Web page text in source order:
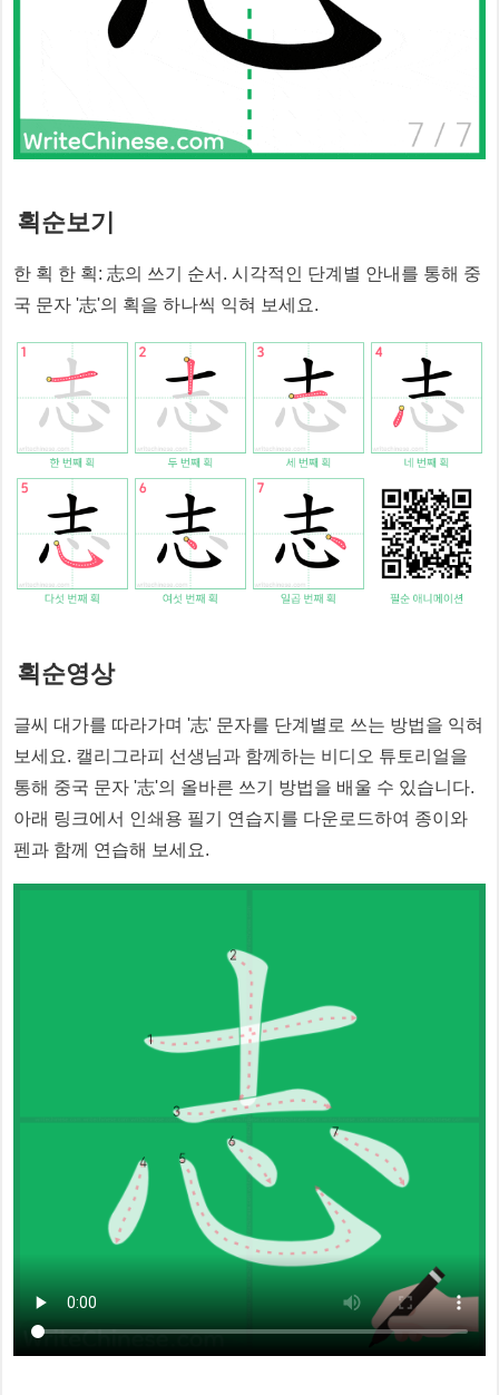
획순보기
한 획 한 획: 志의 쓰기 순서. 시각적인 단계별 안내를 통해 중
국 문자 '志'의 획을 하나씩 익혀 보세요.
획순영상
글씨 대가를 따라가며 '志' 문자를 단계별로 쓰는 방법을 익혀
보세요. 캘리그라피 선생님과 함께하는 비디오 튜토리얼을
통해 중국 문자 '志'의 올바른 쓰기 방법을 배울 수 있습니다.
아래 링크에서 인쇄용 필기 연습지를 다운로드하여 종이와
펜과 함께 연습해 보세요.